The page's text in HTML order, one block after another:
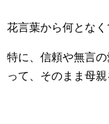
花言葉から何となく
特に、信頼や無言
って、そのまま母